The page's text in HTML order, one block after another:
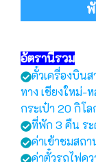
อัตรานี้รวม
ตั๋วเครื่องบิน
ทาง เชียงใหม่-
กระเป๋า 20 กิโ
ที่พัก 3 คืน ระ
ค่าเข้าชมสถ
ค่าตั๋วรถไฟค